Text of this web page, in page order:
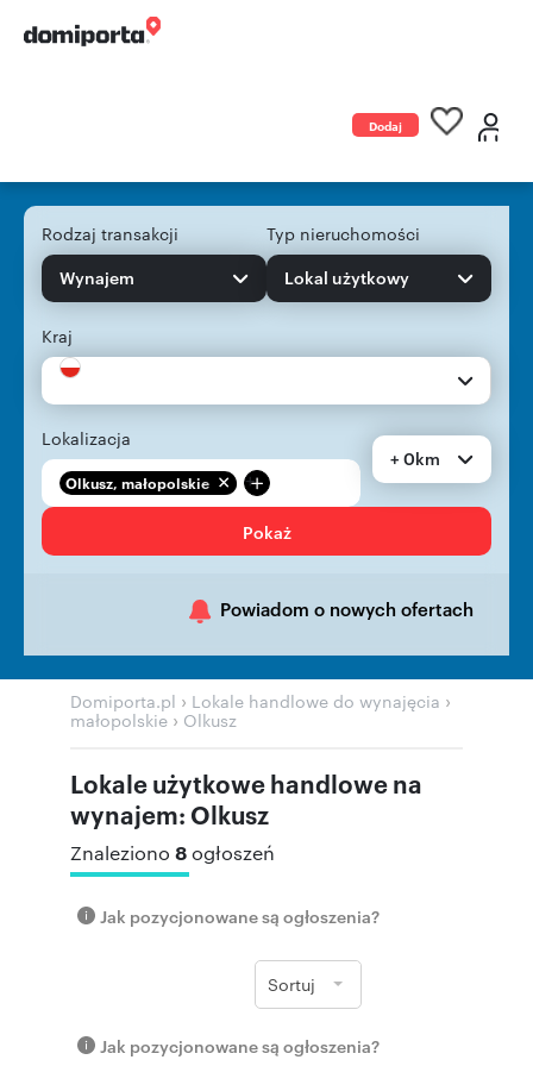
Dodaj
Rodzaj transakcji
Wynajem
Typ nieruchomości
Lokal użytkowy
Kraj
Lokalizacja
Olkusz, małopolskie +
+ 0km
Pokaż
Powiadom o nowych ofertach
Domiporta.pl › Lokale handlowe do wynajęcia ›
małopolskie › Olkusz
Lokale użytkowe handlowe na
wynajem: Olkusz
Znaleziono 8ogłoszeń
Jak pozycjonowane są ogłoszenia?
Sortuj
Jak pozycjonowane są ogłoszenia?